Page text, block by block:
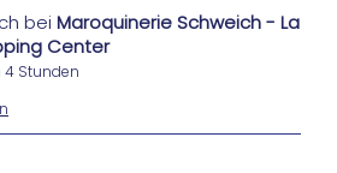
bei Maroquinerie Schweich - La
Center
4 Stunden